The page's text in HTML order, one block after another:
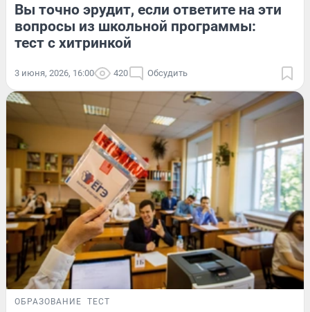
Вы точно эрудит, если ответите на эти
вопросы из школьной программы:
тест с хитринкой
3 июня, 2026, 16:00 420 Обсудить
ОБРАЗОВАНИЕ ТЕСТ